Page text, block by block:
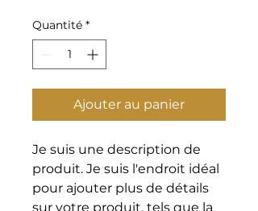
Quantité *
Ajouter au panier
Je suis une description de
produit. Je suis l'endroit idéal
pour ajouter plus de détails
sur votre produit, tels que la